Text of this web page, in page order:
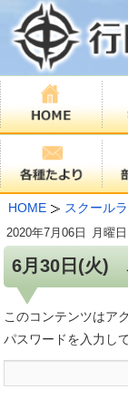
HOME スクール
6月30日(火)
2020年7月06日 月曜日
このコンテンツはア
パスワードを入力し